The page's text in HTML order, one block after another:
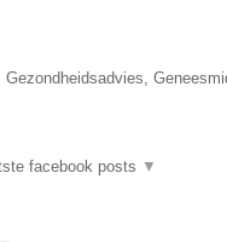
facebook posts ▼